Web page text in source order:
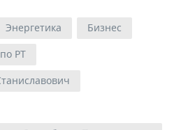
Энергетика
Бизнес
РТ